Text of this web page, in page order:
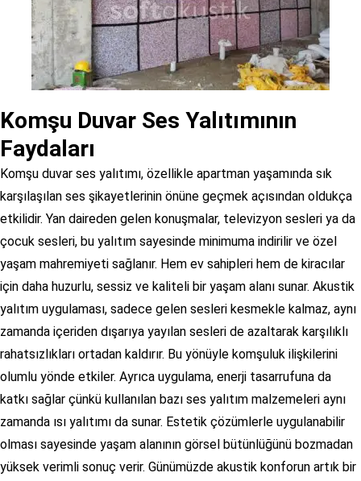
Komşu Duvar Ses Yalıtımının
Faydaları
Komşu duvar ses yalıtımı, özellikle apartman yaşamında sık
karşılaşılan ses şikayetlerinin önüne geçmek açısından oldukça
etkilidir. Yan daireden gelen konuşmalar, televizyon sesleri ya da
çocuk sesleri, bu yalıtım sayesinde minimuma indirilir ve özel
yaşam mahremiyeti sağlanır. Hem ev sahipleri hem de kiracılar
için daha huzurlu, sessiz ve kaliteli bir yaşam alanı sunar. Akustik
yalıtım uygulaması, sadece gelen sesleri kesmekle kalmaz, aynı
zamanda içeriden dışarıya yayılan sesleri de azaltarak karşılıklı
rahatsızlıkları ortadan kaldırır. Bu yönüyle komşuluk ilişkilerini
olumlu yönde etkiler. Ayrıca uygulama, enerji tasarrufuna da
katkı sağlar çünkü kullanılan bazı ses yalıtım malzemeleri aynı
zamanda ısı yalıtımı da sunar. Estetik çözümlerle uygulanabilir
olması sayesinde yaşam alanının görsel bütünlüğünü bozmadan
yüksek verimli sonuç verir. Günümüzde akustik konforun artık bir